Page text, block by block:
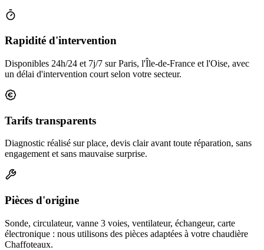
Rapidité d'intervention
Disponibles 24h/24 et 7j/7 sur Paris, l'Île-de-France et l'Oise, avec
un délai d'intervention court selon votre secteur.
Tarifs transparents
Diagnostic réalisé sur place, devis clair avant toute réparation, sans
engagement et sans mauvaise surprise.
Pièces d'origine
Sonde, circulateur, vanne 3 voies, ventilateur, échangeur, carte
électronique : nous utilisons des pièces adaptées à votre chaudière
Chaffoteaux.